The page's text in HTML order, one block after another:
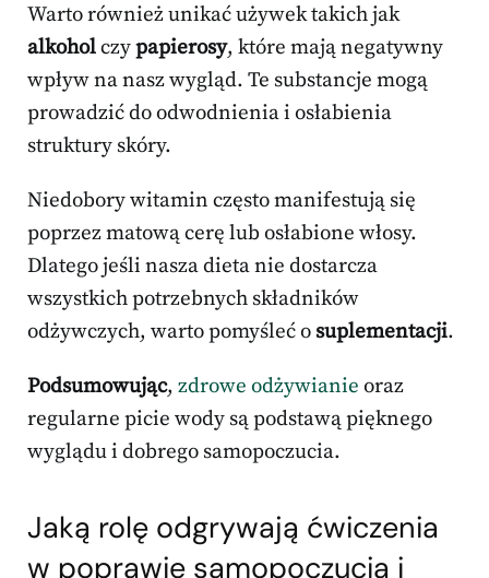
Warto również unikać używek takich jak
alkoholczypapierosy, które mają negatywny
wpływ na nasz wygląd. Te substancje mogą
prowadzić do odwodnienia i osłabienia
struktury skóry.
Niedobory witamin często manifestują się
poprzez matową cerę lub osłabione włosy.
Dlatego jeśli nasza dieta nie dostarcza
wszystkich potrzebnych składników
odżywczych, warto pomyśleć o suplementacji.
Podsumowując, zdrowe odżywianie oraz
regularne picie wody są podstawą pięknego
wyglądu i dobrego samopoczucia.
Jaką rolę odgrywają ćwiczenia
w poprawie samopoczucia i